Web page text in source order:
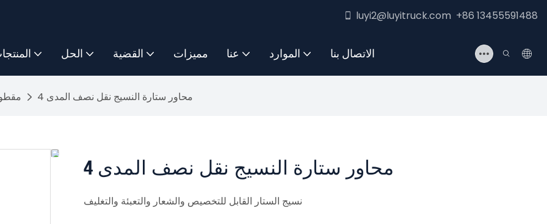
luyi2@luyitruck.com +86 13455591488
الحل القضية مميزات عنا الموارد الاتصال بنا
4 محاور ستارة النسيج نقل نصف المدى
4 محاور ستارة النسيج نقل نصف المدى
نسيج الستار القابل للتخصيص والشعار والتعبئة والتغليف